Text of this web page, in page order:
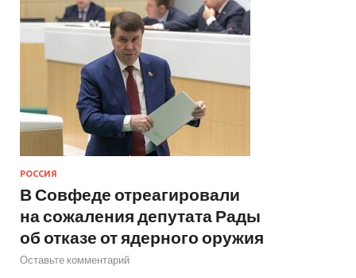
РОССИЯ
В Совфеде отреагировали
на сожаления депутата Рады
об отказе от ядерного оружия
Оставьте комментарий